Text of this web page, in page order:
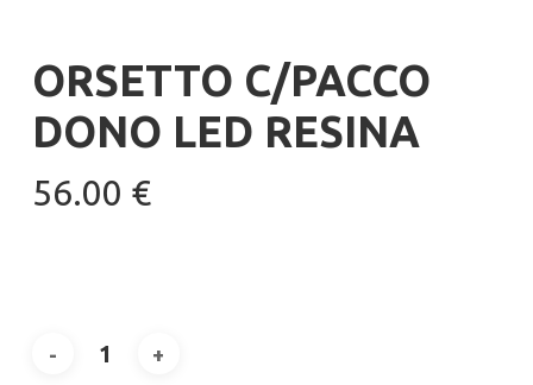
ORSETTO C/PACCO
DONO LED RESINA
56.00 €